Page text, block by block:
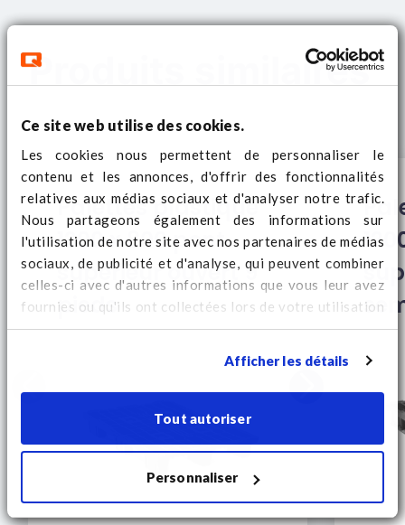
Ce site web utilise des cookies.
Les cookies nous permettent de personnaliser le
contenu et les annonces, d'offrir des fonctionnalités
relatives aux médias sociaux et d'analyser notre trafic.
Nous partageons également des informations sur
l'utilisation de notre site avec nos partenaires de médias
sociaux, de publicité et d'analyse, qui peuvent combiner
celles-ci avec d'autres informations que vous leur avez
fournies ou qu'ils ont collectées lors de votre utilisation
de leurs services. Regardezicipour des informations
Afficher les détails
Tout autoriser
Personnaliser
Produits similaires
Palettes plastique
1200 x 800 pont
supérieur ouvert 9
pieds